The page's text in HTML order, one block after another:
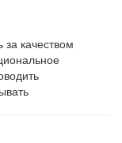
качеством